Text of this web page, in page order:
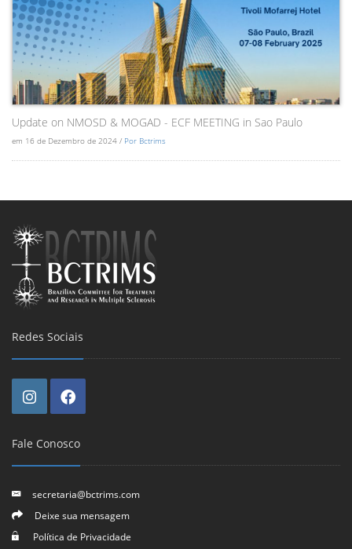
Update on NMOSD & MOGAD - ECF MEETING in Sao Paulo
em 16 de Dezembro de 2024 / Por Bctrims
Redes Sociais
Fale Conosco
secretaria@bctrims.com
Deixe sua mensagem
Política de Privacidade